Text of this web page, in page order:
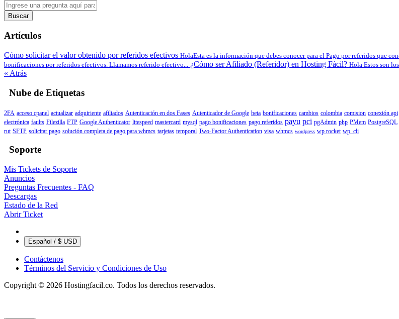
Buscar
Artículos
Cómo solicitar el valor obtenido por referidos efectivos HolaEsta es la información que debes conocer para el Pago por referidos que
bonificaciones por referidos efectivos. Llamamos referido efectivo... ¿Cómo ser Afiliado (Referidor) en Hosting Fácil? Hola Estos son
« Atrás
Nube de Etiquetas
2FA acceso cpanel actualizar adquiriente afiliados Autenticación en dos Fases Autenticador de Google beta bonificaciones cambios colombia comision conexión api
electrónica faults Filezilla FTP Google Authenticator litespeed mastercard mysql pago bonificaciones pago referidos payu pci pgAdmin php PMem PostgreSQL
rut SFTP solicitar pago solución completa de pago para whmcs tarjetas temporal Two-Factor Authentication visa whmcs wordpress wp rocket wp_cli
Soporte
Mis Tickets de Soporte
Anuncios
Preguntas Frecuentes - FAQ
Descargas
Estado de la Red
Abrir Ticket
Español / $ USD
Contáctenos
Términos del Servicio y Condiciones de Uso
Copyright © 2026 Hostingfacil.co. Todos los derechos reservados.